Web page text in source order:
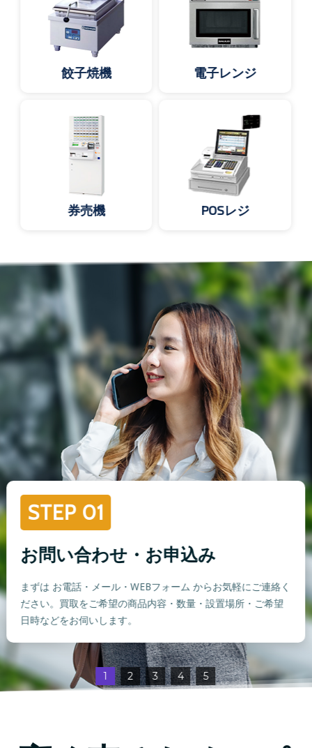
餃子焼機 電子レンジ
券売機 POSレジ
STEP 01
お問い合わせ・お申込み
まずは お電話・メール・WEBフォーム からお気軽にご連絡く
ださい。買取をご希望の商品内容・数量・設置場所・ご希望
日時などをお伺いします。
1 2 3 4 5